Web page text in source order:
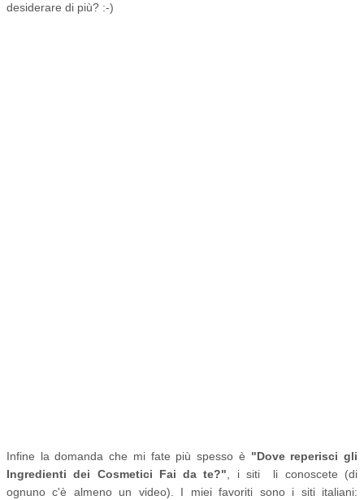
desiderare di più? :-)
Infine la domanda che mi fate più spesso è "Dove reperisci gli
Ingredienti dei Cosmetici Fai da te?" , i siti li conoscete (di
ognuno c'è almeno un video). I miei favoriti sono i siti italiani: